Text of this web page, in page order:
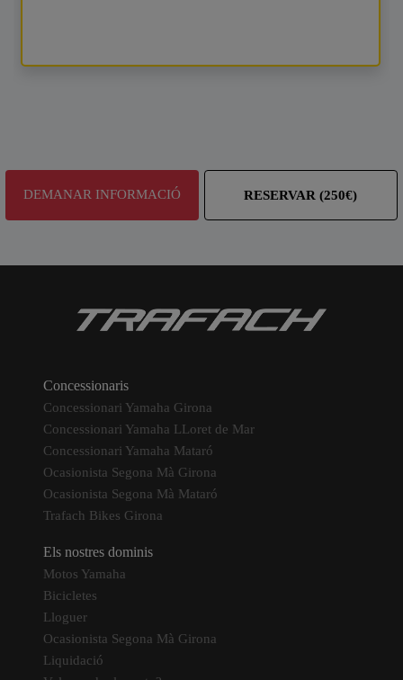
DEMANAR INFORMACIÓ RESERVAR (250€)
Concessionaris
Concessionari Yamaha Girona
Concessionari Yamaha LLoret de Mar
Concessionari Yamaha Mataró
Ocasionista Segona Mà Girona
Ocasionista Segona Mà Mataró
Trafach Bikes Girona
Els nostres dominis
Motos Yamaha
Bicicletes
Lloguer
Ocasionista Segona Mà Girona
Liquidació